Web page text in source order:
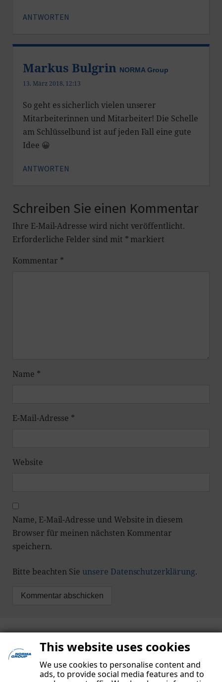
This website uses cookies
We use cookies to personalise content and
ads, to provide social media features and to
ANTWORTEN
Markus Bulgrin NORMA Group
13. März 2018, 12:13
So geht es sicherlich vielen unserer
Mitarbeiterinnen und Mitarbeiter! Die Schelle
am Schlüsselbund ist auf jeden Fall eine gute
Idee 😀
ANTWORTEN
Schreiben Sie einen Kommentar
Ihre E-Mail-Adresse wird nicht veröffentlicht.
Erforderliche Felder sind mit * markiert
Kommentar *
Name *
E-Mail-Adresse *
Website
Name, E-Mail-Adresse und Website in diesem
Browser für meinen nächsten Kommentar
speichern.
Bitte beachten Sieunsere Datenschutzerklärung.